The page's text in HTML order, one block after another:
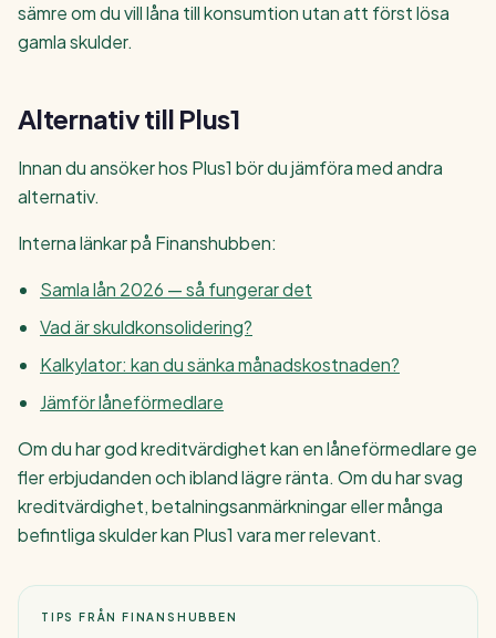
sämre om du vill låna till konsumtion utan att först lösa
gamla skulder.
Alternativ till Plus1
Innan du ansöker hos Plus1 bör du jämföra med andra
alternativ.
Interna länkar på Finanshubben:
Samla lån 2026 — så fungerar det
Vad är skuldkonsolidering?
Kalkylator: kan du sänka månadskostnaden?
Jämför låneförmedlare
Om du har god kreditvärdighet kan en låneförmedlare ge
fler erbjudanden och ibland lägre ränta. Om du har svag
kreditvärdighet, betalningsanmärkningar eller många
befintliga skulder kan Plus1 vara mer relevant.
TIPS FRÅN FINANSHUBBEN